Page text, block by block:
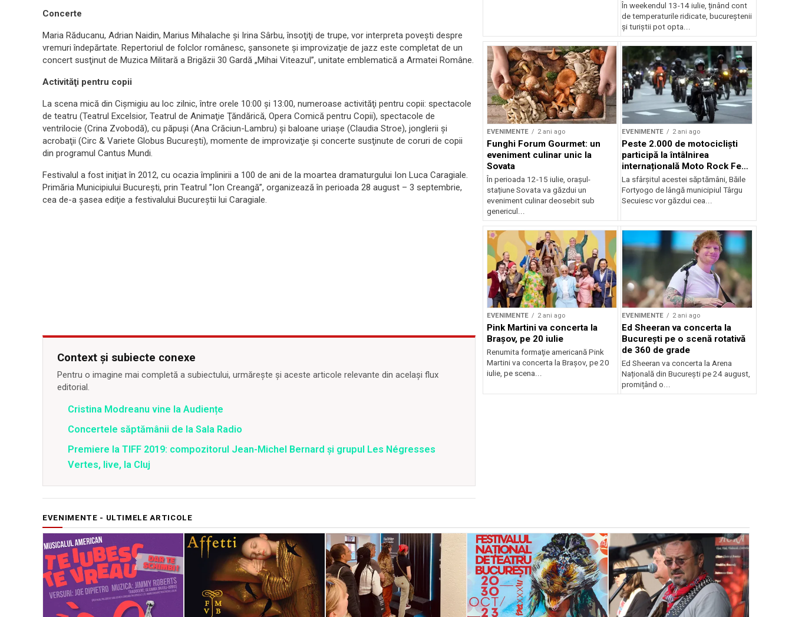
Concerte
Maria Răducanu, Adrian Naidin, Marius Mihalache şi Irina Sârbu, însoţiţi de trupe, vor interpreta poveşti despre
vremuri îndepărtate. Repertoriul de folclor românesc, şansonete şi improvizaţie de jazz este completat de un
concert susţinut de Muzica Militară a Brigăzii 30 Gardă „Mihai Viteazul”, unitate emblematică a Armatei Române.
Activităţi pentru copii
La scena mică din Cişmigiu au loc zilnic, între orele 10:00 şi 13:00, numeroase activităţi pentru copii: spectacole
de teatru (Teatrul Excelsior, Teatrul de Animaţie Ţăndărică, Opera Comică pentru Copii), spectacole de
ventrilocie (Crina Zvobodă), cu păpuşi (Ana Crăciun-Lambru) şi baloane uriaşe (Claudia Stroe), jonglerii şi
acrobaţii (Circ & Variete Globus Bucureşti), momente de improvizaţie şi concerte susţinute de coruri de copii
din programul Cantus Mundi.
Festivalul a fost iniţiat în 2012, cu ocazia împlinirii a 100 de ani de la moartea dramaturgului Ion Luca Caragiale.
Primăria Municipiului Bucureşti, prin Teatrul ”Ion Creangă”, organizează în perioada 28 august – 3 septembrie,
cea de-a şasea ediţie a festivalului Bucureştii lui Caragiale.
Context și subiecte conexe
Pentru o imagine mai completă a subiectului, urmărește și aceste articole relevante din același flux
editorial.
Cristina Modreanu vine la Audiențe
Concertele săptămânii de la Sala Radio
Premiere la TIFF 2019: compozitorul Jean-Michel Bernard și grupul Les Négresses
Vertes, live, la Cluj
În weekendul 13-14 iulie, ținând cont
de temperaturile ridicate, bucureștenii
și turiștii pot opta...
EVENIMENTE 2 ani ago
Funghi Forum Gourmet: un
eveniment culinar unic la
Sovata
În perioada 12-15 iulie, orașul-
stațiune Sovata va găzdui un
eveniment culinar deosebit sub
genericul...
EVENIMENTE 2 ani ago
Peste 2.000 de motocicliști
participă la întâlnirea
internațională Moto Rock Fest
la Băile Fortyogo
La sfârșitul acestei săptămâni, Băile
Fortyogo de lângă municipiul Târgu
Secuiesc vor găzdui cea...
EVENIMENTE 2 ani ago
Pink Martini va concerta la
Braşov, pe 20 iulie
Renumita formaţie americană Pink
Martini va concerta la Braşov, pe 20
iulie, pe scena...
EVENIMENTE 2 ani ago
Ed Sheeran va concerta la
București pe o scenă rotativă
de 360 de grade
Ed Sheeran va concerta la Arena
Națională din București pe 24 august,
promițând o...
EVENIMENTE - ULTIMELE ARTICOLE